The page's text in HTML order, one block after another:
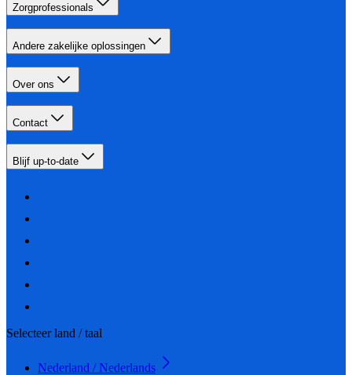
Zorgprofessionals
Andere zakelijke oplossingen
Over ons
Contact
Blijf up-to-date
Selecteer land / taal
Nederland / Nederlands